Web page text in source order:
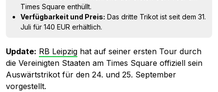
Times Square enthüllt.
Verfügbarkeit und Preis: Das dritte Trikot ist seit dem 31.
Juli für 140 EUR erhältlich.
Update: RB Leipzig hat auf seiner ersten Tour durch
die Vereinigten Staaten am Times Square offiziell sein
Auswärtstrikot für den 24. und 25. September
vorgestellt.